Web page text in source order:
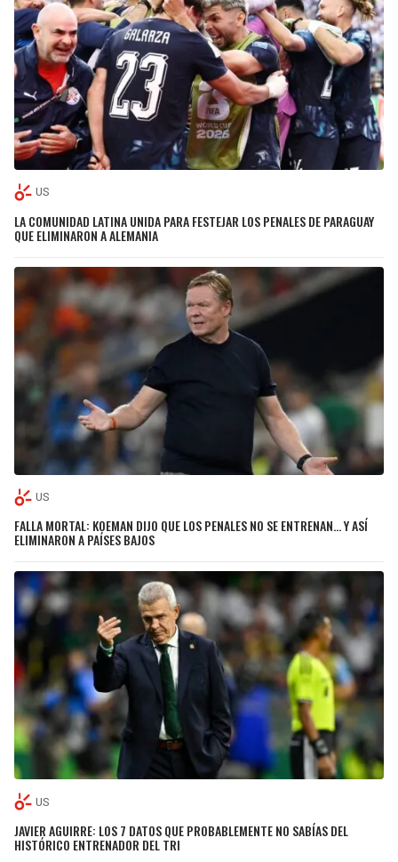
US
LA COMUNIDAD LATINA UNIDA PARA FESTEJAR LOS PENALES DE PARAGUAY
QUE ELIMINARON A ALEMANIA
US
FALLA MORTAL: KOEMAN DIJO QUE LOS PENALES NO SE ENTRENAN… Y ASÍ
ELIMINARON A PAÍSES BAJOS
US
JAVIER AGUIRRE: LOS 7 DATOS QUE PROBABLEMENTE NO SABÍAS DEL
HISTÓRICO ENTRENADOR DEL TRI